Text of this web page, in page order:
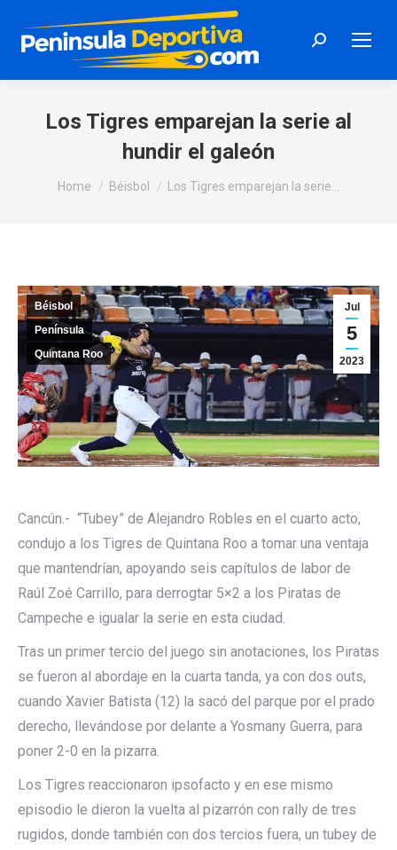
Search:
Los Tigres emparejan la serie al
hundir el galeón
You are here:
Home Béisbol Los Tigres emparejan la serie…
Jul
5
2023
Béisbol
Península
Quintana Roo
Cancún.- “Tubey” de Alejandro Robles en el cuarto acto,
condujo a los Tigres de Quintana Roo a tomar una ventaja
que mantendrían, apoyando seis capítulos de labor de
Raúl Zoé Carrillo, para derrogtar 5×2 a los Piratas de
Campeche e igualar la serie en esta ciudad.
Tras un primer tercio del juego sin anotaciones, los Piratas
se fueron al abordaje en la cuarta tanda, ya con dos outs,
cuando Xavier Batista (12) la sacó del parque por el prado
derecho, llevándose por delante a Yosmany Guerra, para
poner 2-0 en la pizarra.
Los Tigres reaccionaron ipsofacto y en ese mismo
episodio le dieron la vuelta al pizarrón con rally de tres
rugidos, donde también con dos tercios fuera, un tubey de